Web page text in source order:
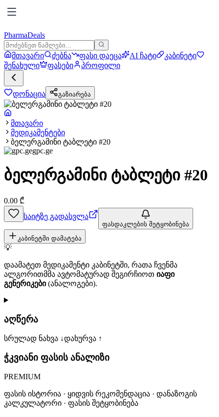
PharmaDeals
მთავარი ძებნა ფასი დაეცა AI ჩატი
კაბინეტი
შენახული
ფასები პროფილი
დონაცია გაზიარება
მთავარი
მედიკამენტები
ბელერგამინი ტაბლეტი #20
gpc.ge
ბელერგამინი ტაბლეტი #20
0.00 ₾
საიტზე გადასვლა
ფასდაკლების შეტყობინება
კაბინეტში დამატება
💡
დაამატეთ მედიკამენტი კაბინეტში, რათა ჩვენმა
ალგორითმმა ავტომატურად შეგირჩიოთ იაფი
გენერიკები(ანალოგები).
აღწერა
სრულად ნახვა ↓დახურვა ↑
ჭკვიანი ფასის ანალიზი
PREMIUM
ფასის ისტორია · ყიდვის რეკომენდაცია · დანაზოგის
კალკულატორი · ფასის შეტყობინება